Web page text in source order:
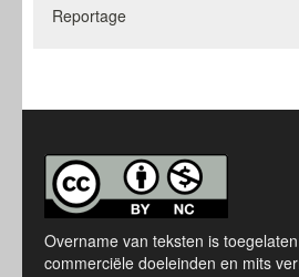
Reportage
Overname van teksten is
commerciële doeleinden en mits